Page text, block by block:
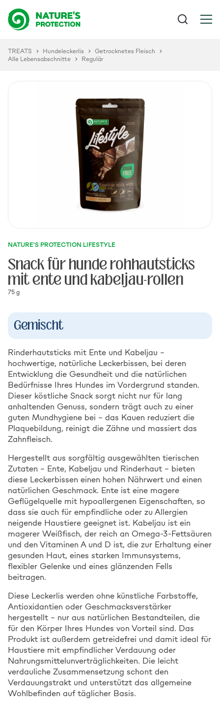
TREATS Hundeleckerlis
Getrocknetes Fleisch
Alle Lebensabschnitte
Regulär
NATURE'S PROTECTION LIFESTYLE
Snack für hunde rohhautsticks
mit ente und kabeljau-rollen
75 g
Gemischt
Rinderhautsticks mit Ente und Kabeljau –
hochwertige, natürliche Leckerbissen, bei deren
Entwicklung die Gesundheit und die natürlichen
Bedürfnisse Ihres Hundes im Vordergrund standen.
Dieser köstliche Snack sorgt nicht nur für lang
anhaltenden Genuss, sondern trägt auch zu einer
guten Mundhygiene bei – das Kauen reduziert die
Plaquebildung, reinigt die Zähne und massiert das
Zahnfleisch.
Hergestellt aus sorgfältig ausgewählten tierischen
Zutaten – Ente, Kabeljau und Rinderhaut – bieten
diese Leckerbissen einen hohen Nährwert und einen
natürlichen Geschmack. Ente ist eine magere
Geflügelquelle mit hypoallergenen Eigenschaften, so
dass sie auch für empfindliche oder zu Allergien
neigende Haustiere geeignet ist. Kabeljau ist ein
magerer Weißfisch, der reich an Omega-3-Fettsäuren
und den Vitaminen A und D ist, die zur Erhaltung einer
gesunden Haut, eines starken Immunsystems,
flexibler Gelenke und eines glänzenden Fells
beitragen.
Diese Leckerlis werden ohne künstliche Farbstoffe,
Antioxidantien oder Geschmacksverstärker
hergestellt – nur aus natürlichen Bestandteilen, die
für den Körper Ihres Hundes von Vorteil sind. Das
Produkt ist außerdem getreidefrei und damit ideal für
Haustiere mit empfindlicher Verdauung oder
Nahrungsmittelunverträglichkeiten. Die leicht
verdauliche Zusammensetzung schont den
Verdauungstrakt und unterstützt das allgemeine
Wohlbefinden auf täglicher Basis.